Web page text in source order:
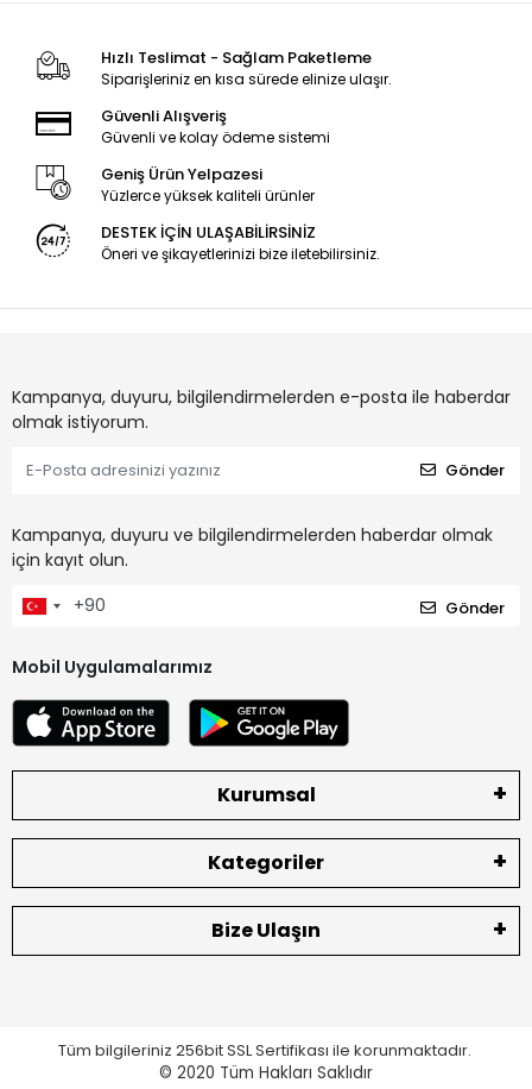
Hızlı Teslimat - Sağlam Paketleme
Siparişleriniz en kısa sürede elinize ulaşır.
Güvenli Alışveriş
Güvenli ve kolay ödeme sistemi
Geniş Ürün Yelpazesi
Yüzlerce yüksek kaliteli ürünler
DESTEK İÇİN ULAŞABİLİRSİNİZ
Öneri ve şikayetlerinizi bize iletebilirsiniz.
Kampanya, duyuru, bilgilendirmelerden e-posta ile haberdar
olmak istiyorum.
Gönder
Kampanya, duyuru ve bilgilendirmelerden haberdar olmak
için kayıt olun.
Gönder
Mobil Uygulamalarımız
Kurumsal
Kategoriler
Bize Ulaşın
Tüm bilgileriniz 256bit SSL Sertifikası ile korunmaktadır.
© 2020 Tüm Hakları Saklıdır